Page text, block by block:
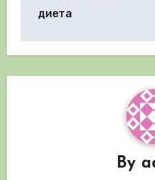
диета
By